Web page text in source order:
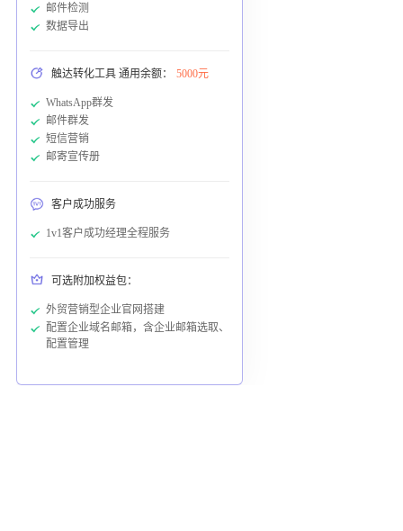
邮件检测
数据导出
触达转化工具 通用余额： 5000元
WhatsApp群发
邮件群发
短信营销
邮寄宣传册
客户成功服务
1v1客户成功经理全程服务
可选附加权益包：
外贸营销型企业官网搭建
配置企业域名邮箱，含企业邮箱选取、
配置管理